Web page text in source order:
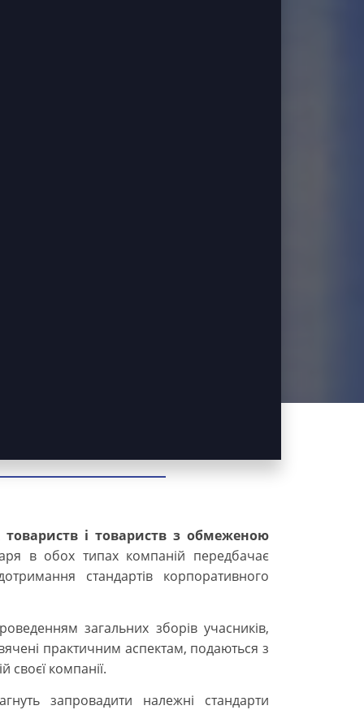
і товариств з обмеженою
в обох типах компаній передбачає
стандартів корпоративного
загальних зборів учасників,
практичним аспектам, подаються з
компанії.
запровадити належні стандарти